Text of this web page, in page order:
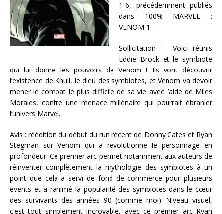
1-6, précédemment publiés
dans 100% MARVEL :
VENOM 1.
Sollicitation : Voici réunis
Eddie Brock et le symbiote
qui lui donne les pouvoirs de Venom ! Ils vont découvrir
l’existence de Knull, le dieu des symbiotes, et Venom va devoir
mener le combat le plus difficile de sa vie avec l’aide de Miles
Morales, contre une menace millénaire qui pourrait ébranler
l’univers Marvel.
Avis : réédition du début du run récent de Donny Cates et Ryan
Stegman sur Venom qui a révolutionné le personnage en
profondeur. Ce premier arc permet notamment aux auteurs de
réinventer complètement la mythologie des symbiotes à un
point que cela a servi de fond de commerce pour plusieurs
events et a ranimé la popularité des symbiotes dans le cœur
des survivants des années 90 (comme moi). Niveau visuel,
c’est tout simplement incroyable, avec ce premier arc Ryan